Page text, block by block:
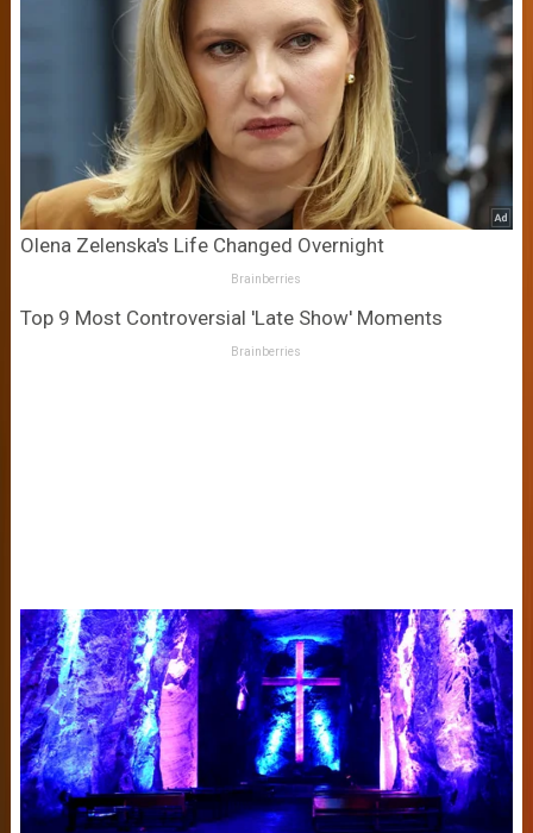
Olena Zelenska's Life Changed Overnight
Brainberries
Top 9 Most Controversial 'Late Show' Moments
Brainberries